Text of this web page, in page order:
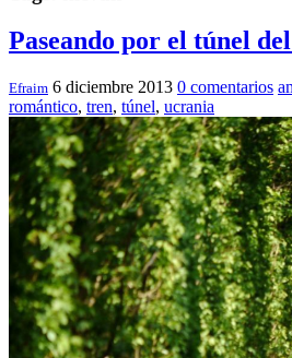
Paseando por el túnel
Efraim 6 diciembre 2013 0 comentarios
romántico, tren, túnel, ucrania